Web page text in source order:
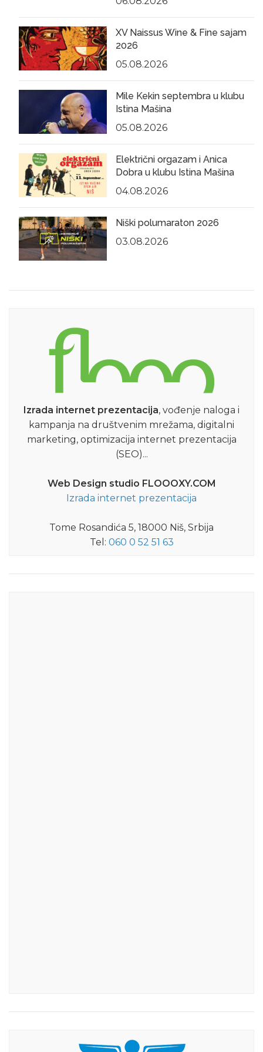
XV Naissus Wine & Fine sajam
2026
05.08.2026
Mile Kekin septembra u klubu
Istina Mašina
05.08.2026
Električni orgazam i Anica
Dobra u klubu Istina Mašina
04.08.2026
Niški polumaraton 2026
03.08.2026
Izrada internet prezentacija, vođenje naloga i
kampanja na društvenim mrežama, digitalni
marketing, optimizacija internet prezentacija
(SEO)...
Web Design studio FLOOOXY.COM
Izrada internet prezentacija
Tome Rosandića 5, 18000 Niš, Srbija
Tel: 060 0 52 51 63